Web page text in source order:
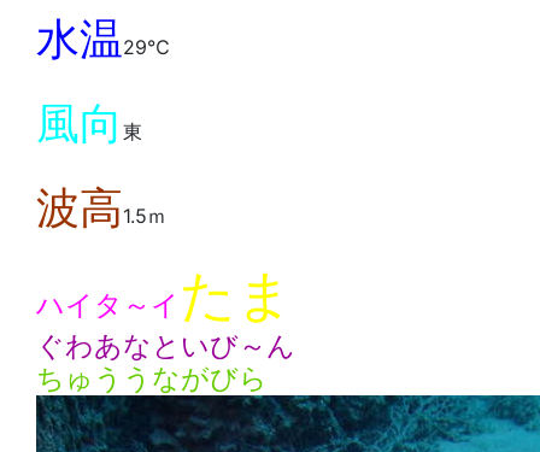
水温 29℃
風向 東
波高1.5ｍ
ハイタ～イ たま
ぐわあなといび～ん
ちゅううながびら